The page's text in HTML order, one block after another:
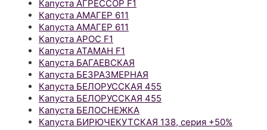
Капуста АГРЕССОР F1
Капуста АМАГЕР 611
Капуста АМАГЕР 611
Капуста АРОС F1
Капуста АТАМАН F1
Капуста БАГАЕВСКАЯ
Капуста БЕЗРАЗМЕРНАЯ
Капуста БЕЛОРУССКАЯ 455
Капуста БЕЛОРУССКАЯ 455
Капуста БЕЛОСНЕЖКА
Капуста БИРЮЧЕКУТСКАЯ 138, серия +50%